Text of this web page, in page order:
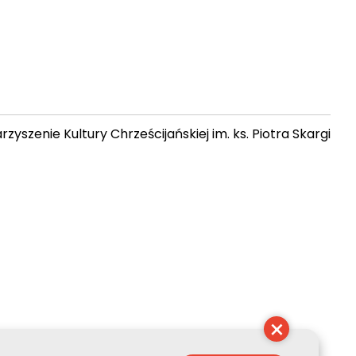
Kultury Chrześcijańskiej im. ks. Piotra Skargi
×